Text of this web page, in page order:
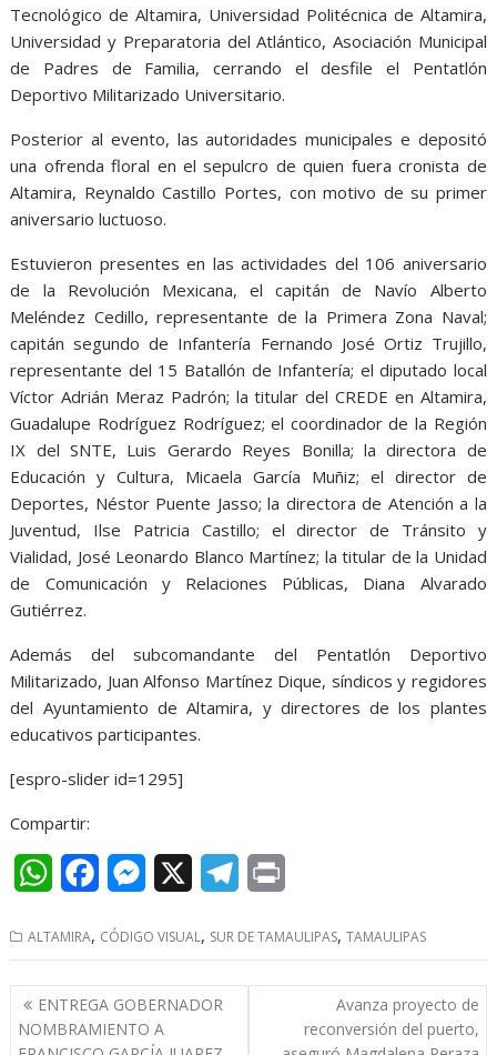
Tecnológico de Altamira, Universidad Politécnica de Altamira,
Universidad y Preparatoria del Atlántico, Asociación Municipal
de Padres de Familia, cerrando el desfile el Pentatlón
Deportivo Militarizado Universitario.
Posterior al evento, las autoridades municipales e depositó
una ofrenda floral en el sepulcro de quien fuera cronista de
Altamira, Reynaldo Castillo Portes, con motivo de su primer
aniversario luctuoso.
Estuvieron presentes en las actividades del 106 aniversario
de la Revolución Mexicana, el capitán de Navío Alberto
Meléndez Cedillo, representante de la Primera Zona Naval;
capitán segundo de Infantería Fernando José Ortiz Trujillo,
representante del 15 Batallón de Infantería; el diputado local
Víctor Adrián Meraz Padrón; la titular del CREDE en Altamira,
Guadalupe Rodríguez Rodríguez; el coordinador de la Región
IX del SNTE, Luis Gerardo Reyes Bonilla; la directora de
Educación y Cultura, Micaela García Muñiz; el director de
Deportes, Néstor Puente Jasso; la directora de Atención a la
Juventud, Ilse Patricia Castillo; el director de Tránsito y
Vialidad, José Leonardo Blanco Martínez; la titular de la Unidad
de Comunicación y Relaciones Públicas, Diana Alvarado
Gutiérrez.
Además del subcomandante del Pentatlón Deportivo
Militarizado, Juan Alfonso Martínez Dique, síndicos y regidores
del Ayuntamiento de Altamira, y directores de los plantes
educativos participantes.
[espro-slider id=1295]
Compartir:
W
a
t
s
c
e
b
M
s
s
e
l
e
i
n
ALTAMIRA, CÓDIGO VISUAL, SUR DE TAMAULIPAS,TAMAULIPAS
Navegación
de
ENTREGA GOBERNADOR
NOMBRAMIENTO A
Avanza proyecto de
reconversión del puerto,